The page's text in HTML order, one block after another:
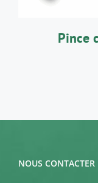
Pince
NOUS CONTACTER